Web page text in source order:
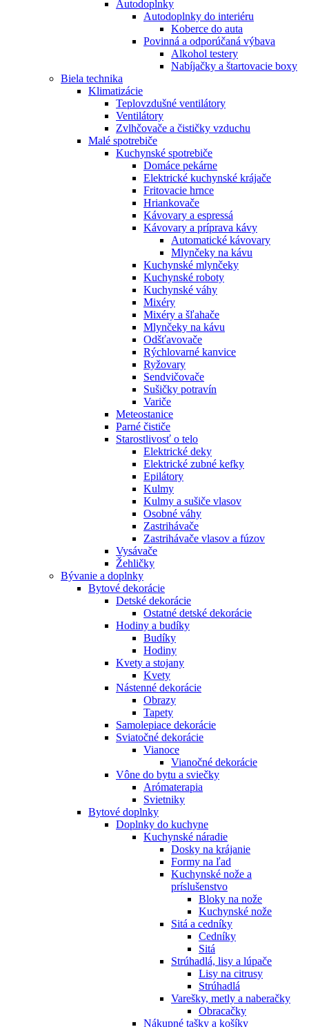
Autodoplnky
Autodoplnky do interiéru
Koberce do auta
Povinná a odporúčaná výbava
Alkohol testery
Nabíjačky a štartovacie boxy
Biela technika
Klimatizácie
Teplovzdušné ventilátory
Ventilátory
Zvlhčovače a čističky vzduchu
Malé spotrebiče
Kuchynské spotrebiče
Domáce pekárne
Elektrické kuchynské krájače
Fritovacie hrnce
Hriankovače
Kávovary a espressá
Kávovary a príprava kávy
Automatické kávovary
Mlynčeky na kávu
Kuchynské mlynčeky
Kuchynské roboty
Kuchynské váhy
Mixéry
Mixéry a šľahače
Mlynčeky na kávu
Odšťavovače
Rýchlovarné kanvice
Ryžovary
Sendvičovače
Sušičky potravín
Variče
Meteostanice
Parné čističe
Starostlivosť o telo
Elektrické deky
Elektrické zubné kefky
Epilátory
Kulmy
Kulmy a sušiče vlasov
Osobné váhy
Zastrihávače
Zastrihávače vlasov a fúzov
Vysávače
Žehličky
Bývanie a doplnky
Bytové dekorácie
Detské dekorácie
Ostatné detské dekorácie
Hodiny a budíky
Budíky
Hodiny
Kvety a stojany
Kvety
Nástenné dekorácie
Obrazy
Tapety
Samolepiace dekorácie
Sviatočné dekorácie
Vianoce
Vianočné dekorácie
Vône do bytu a sviečky
Arómaterapia
Svietniky
Bytové doplnky
Doplnky do kuchyne
Kuchynské náradie
Dosky na krájanie
Formy na ľad
Kuchynské nože a
príslušenstvo
Bloky na nože
Kuchynské nože
Sitá a cedníky
Cedníky
Sitá
Strúhadlá, lisy a lúpače
Lisy na citrusy
Strúhadlá
Varešky, metly a naberačky
Obracačky
Nákupné tašky a košíky